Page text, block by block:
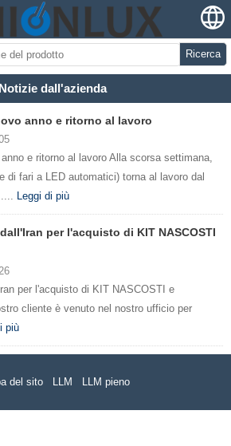
Ricerca
Notizie dall'azienda
anno e ritorno al lavoro
e ritorno al lavoro Alla scorsa settimana,
di fari a LED automatici) torna al lavoro dal
Leggi di più
per l'acquisto di KIT NASCOSTI
per l'acquisto di KIT NASCOSTI e
cliente è venuto nel nostro ufficio per
più
del sito LLM LLM pieno